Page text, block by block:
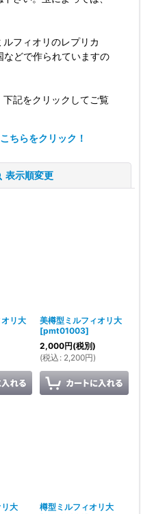
フィオリのレプリカ
どで作られていますの
記をクリックしてご覧
ちらをクリック！
表示順変更
リ大
美樽型ミルフィオリ大
[pmt01003]
2,000円(税別)
(税込 : 2,200円)
大
樽型ミルフィオリ大